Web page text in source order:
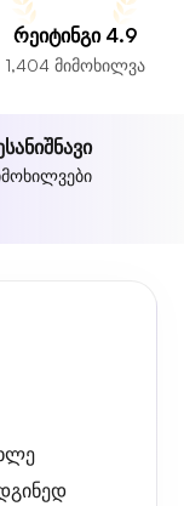
რეიტინგი 4.9
1,404 მიმოხილვა